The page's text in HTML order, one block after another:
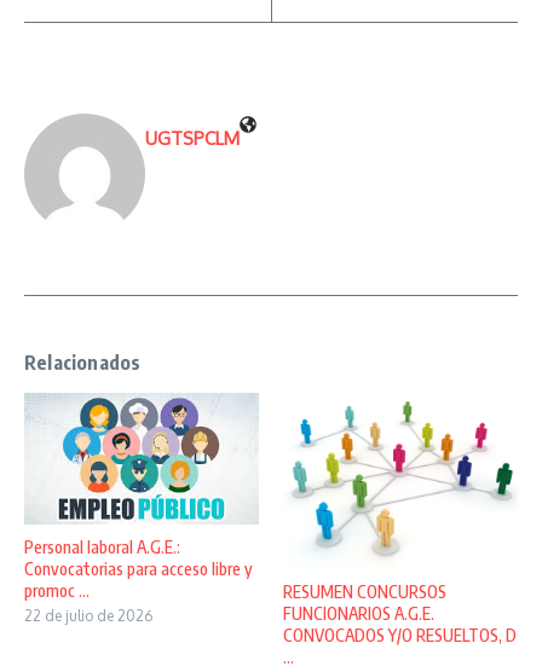
UGTSPCLM
Relacionados
Personal laboral A.G.E.:
Convocatorias para acceso libre y
promoc ...
22 de julio de 2026
RESUMEN CONCURSOS
FUNCIONARIOS A.G.E.
CONVOCADOS Y/O RESUELTOS, D
...